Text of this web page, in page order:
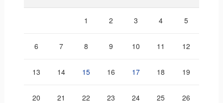
1 2 3 4 5
6 7 8 9 10 11 12
13 14 15 16 17 18 19
20 21 22 23 24 25 26